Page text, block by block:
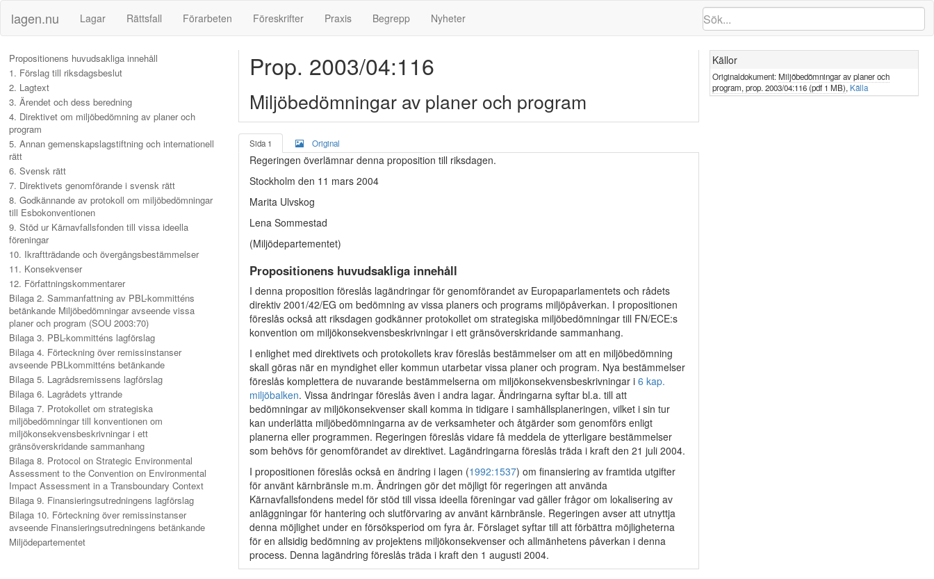
lagen.nu Lagar Rättsfall Förarbeten Föreskrifter Praxis Begrepp Nyheter
Propositionens huvudsakliga innehåll
1. Förslag till riksdagsbeslut
2. Lagtext
3. Ärendet och dess beredning
4. Direktivet om miljöbedömning av planer och
program
5. Annan gemenskapslagstiftning och internationell
rätt
6. Svensk rätt
7. Direktivets genomförande i svensk rätt
8. Godkännande av protokoll om miljöbedömningar
till Esbokonventionen
9. Stöd ur Kärnavfallsfonden till vissa ideella
föreningar
10. Ikraftträdande och övergångsbestämmelser
11. Konsekvenser
12. Författningskommentarer
Bilaga 2. Sammanfattning av PBL-kommitténs
betänkande Miljöbedömningar avseende vissa
planer och program (SOU 2003:70)
Bilaga 3. PBL-kommitténs lagförslag
Bilaga 4. Förteckning över remissinstanser
avseende PBLkommitténs betänkande
Bilaga 5. Lagrådsremissens lagförslag
Bilaga 6. Lagrådets yttrande
Bilaga 7. Protokollet om strategiska
miljöbedömningar till konventionen om
miljökonsekvensbeskrivningar i ett
gränsöverskridande sammanhang
Bilaga 8. Protocol on Strategic Environmental
Assessment to the Convention on Environmental
Impact Assessment in a Transboundary Context
Bilaga 9. Finansieringsutredningens lagförslag
Bilaga 10. Förteckning över remissinstanser
avseende Finansieringsutredningens betänkande
Miljödepartementet
Prop. 2003/04:116
Miljöbedömningar av planer och program
Källor
Originaldokument:Miljöbedömningar av planer och
program, prop. 2003/04:116 (pdf 1 MB), Källa
Sida 1 Original
Regeringen överlämnar denna proposition till riksdagen.
Stockholm den 11 mars 2004
Marita Ulvskog
Lena Sommestad
(Miljödepartementet)
Propositionens huvudsakliga innehåll
I denna proposition föreslås lagändringar för genomförandet av Europaparlamentets och rådets
direktiv 2001/42/EG om bedömning av vissa planers och programs miljöpåverkan. I propositionen
föreslås också att riksdagen godkänner protokollet om strategiska miljöbedömningar till FN/ECE:s
konvention om miljökonsekvensbeskrivningar i ett gränsöverskridande sammanhang.
I enlighet med direktivets och protokollets krav föreslås bestämmelser om att en miljöbedömning
skall göras när en myndighet eller kommun utarbetar vissa planer och program. Nya bestämmelser
föreslås komplettera de nuvarande bestämmelserna om miljökonsekvensbeskrivningar i 6 kap.
miljöbalken. Vissa ändringar föreslås även i andra lagar. Ändringarna syftar bl.a. till att
bedömningar av miljökonsekvenser skall komma in tidigare i samhällsplaneringen, vilket i sin tur
kan underlätta miljöbedömningarna av de verksamheter och åtgärder som genomförs enligt
planerna eller programmen. Regeringen föreslås vidare få meddela de ytterligare bestämmelser
som behövs för genomförandet av direktivet. Lagändringarna föreslås träda i kraft den 21 juli 2004.
I propositionen föreslås också en ändring i lagen (1992:1537) om finansiering av framtida utgifter
för använt kärnbränsle m.m. Ändringen gör det möjligt för regeringen att använda
Kärnavfallsfondens medel för stöd till vissa ideella föreningar vad gäller frågor om lokalisering av
anläggningar för hantering och slutförvaring av använt kärnbränsle. Regeringen avser att utnyttja
denna möjlighet under en försöksperiod om fyra år. Förslaget syftar till att förbättra möjligheterna
för en allsidig bedömning av projektens miljökonsekvenser och allmänhetens påverkan i denna
process. Denna lagändring föreslås träda i kraft den 1 augusti 2004.